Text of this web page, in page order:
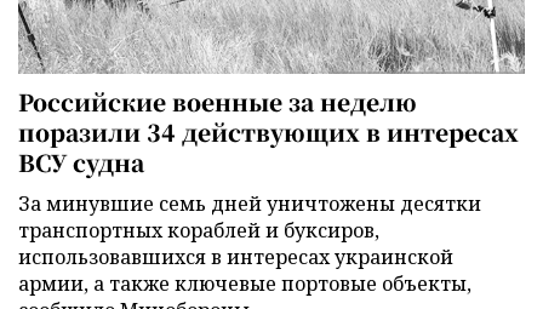
Российские военные за неделю
поразили 34 действующих в интересах
ВСУ судна
За минувшие семь дней уничтожены десятки
транспортных кораблей и буксиров,
использовавшихся в интересах украинской
армии, а также ключевые портовые объекты,